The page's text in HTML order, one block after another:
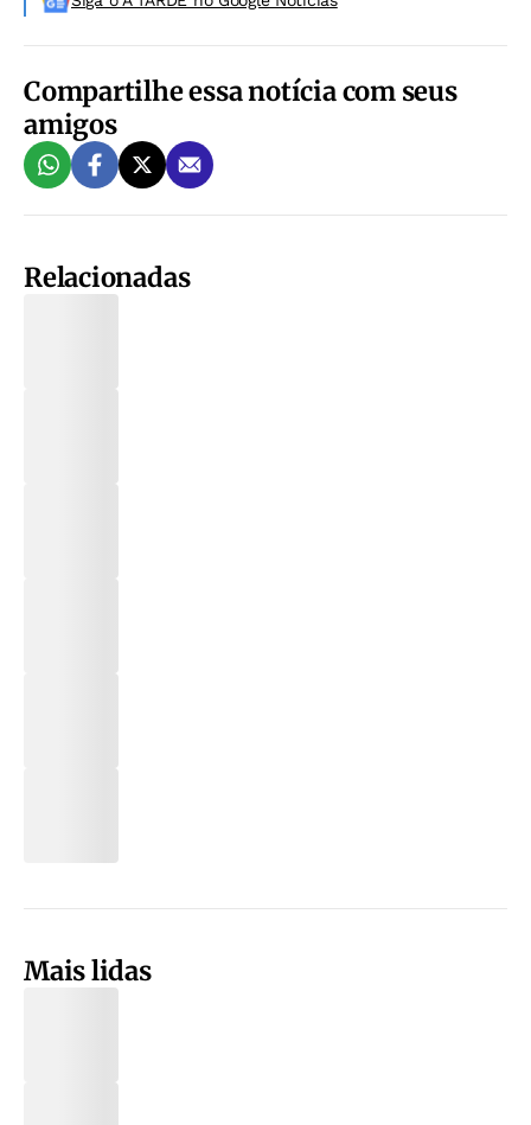
Compartilhe essa notícia com seus
amigos
Relacionadas
Mais lidas